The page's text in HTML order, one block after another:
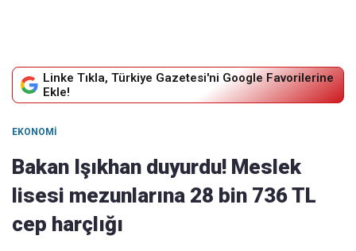
Linke Tıkla, Türkiye Gazetesi'ni Google Favorilerine
Ekle!
EKONOMI
Bakan Işıkhan duyurdu! Meslek
lisesi mezunlarına 28 bin 736 TL
cep harçlığı